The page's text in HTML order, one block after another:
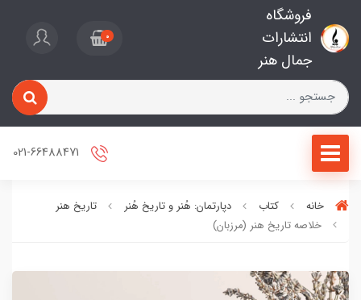
فروشگاه
انتشارات
جمال هنر
0
خانه کتاب دپارتمان: هُنر و تاریخ هُنر
تاریخ هنر
خلاصه تاریخ هنر (مرزبان)